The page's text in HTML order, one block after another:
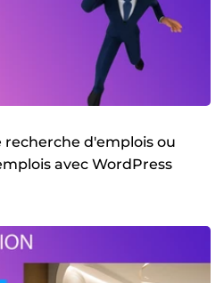
recherche d'emplois ou
avec WordPress